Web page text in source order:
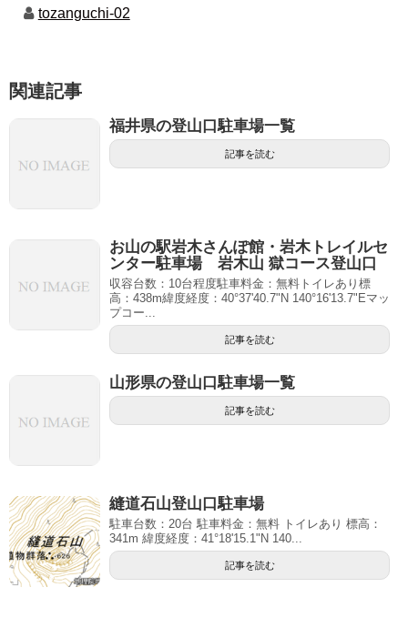
tozanguchi-02
関連記事
福井県の登山口駐車場一覧
記事を読む
お山の駅岩木さんぽ館・岩木トレイルセ
ンター駐車場 岩木山 獄コース登山口
収容台数：10台程度駐車料金：無料トイレあり標
高：438m緯度経度：40°37'40.7"N 140°16'13.7"Eマッ
プコー...
記事を読む
山形県の登山口駐車場一覧
記事を読む
縫道石山登山口駐車場
駐車台数：20台 駐車料金：無料 トイレあり 標高：
341m 緯度経度：41°18'15.1"N 140...
記事を読む